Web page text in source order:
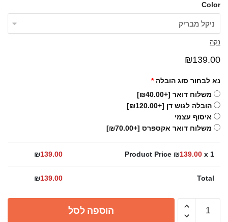
Color
נקה
₪139.00
נא לבחור סוג הובלה *
משלוח דואר [+₪40.00]
הובלה לגוש דן [+₪120.00]
איסוף עצמי
משלוח דואר אקספרס [+₪70.00]
Product Price ₪139.00 x 1
₪139.00
Total
₪139.00
הוספה לסל